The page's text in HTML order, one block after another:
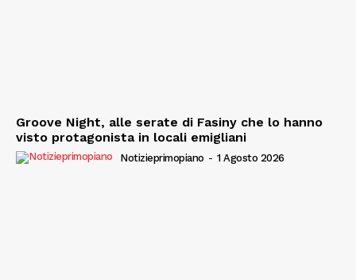
Groove Night, alle serate di Fasiny che lo hanno
visto protagonista in locali emigliani
Notizieprimopiano - 1 Agosto 2026